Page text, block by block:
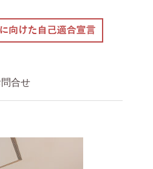
合せ